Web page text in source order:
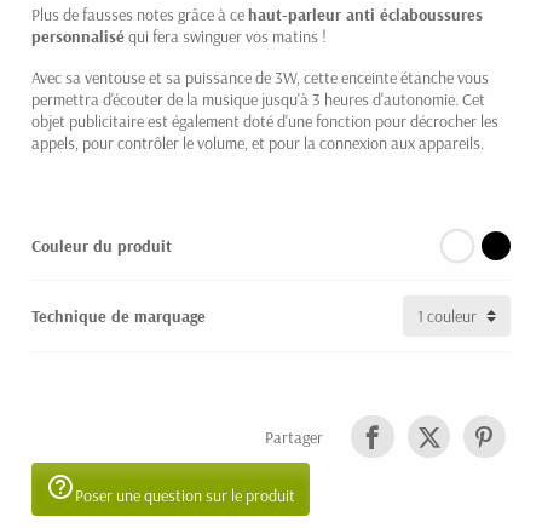
Plus de fausses notes grâce à cehaut-parleur anti éclaboussures
personnaliséqui fera swinguer vos matins !
Avec sa ventouse et sa puissance de 3W, cette enceinte étanche vous
permettra d'écouter de la musique jusqu'à 3 heures d'autonomie. Cet
objet publicitaire est également doté d'une fonction pour décrocher les
appels, pour contrôler le volume, et pour la connexion aux appareils.
Couleur du produit
Technique de marquage
Partager
help_outlinePoser une question sur le produit